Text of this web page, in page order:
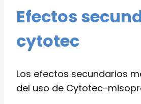
Efectos
cytotec
Los efectos secundarios
del uso de Cytotec-